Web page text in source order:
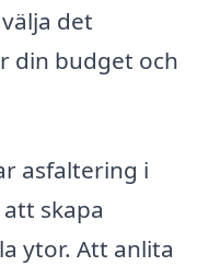
det
din budget och
asfaltering i
skapa
ytor. Att anlita